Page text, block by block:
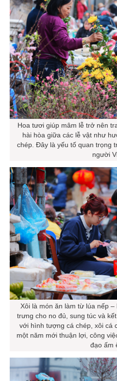
Hoa tươi giúp mâm lễ trở nên
hài hòa giữa các lễ vật như
chép. Đây là yếu tố quan trọng
người
Xôi là món ăn làm từ lúa nếp
trưng cho no đủ, sung túc và
với hình tượng cá chép, xôi cá
một năm mới thuận lợi, công
đạo ấm